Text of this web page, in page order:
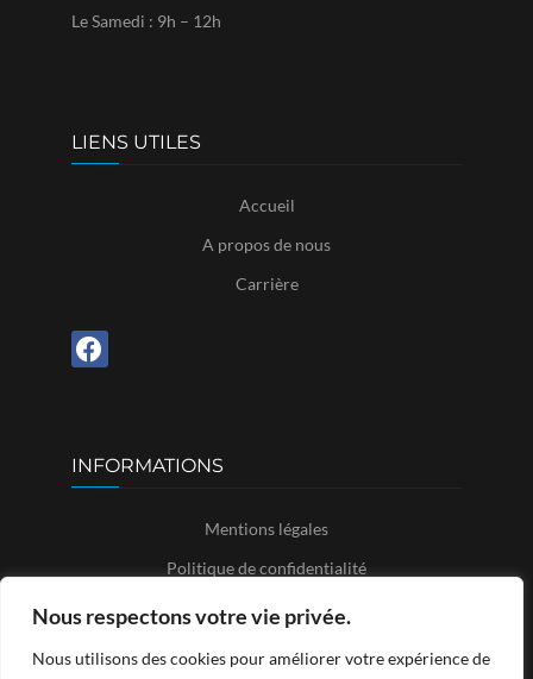
Nous respectons votre vie privée.
Nous utilisons des cookies pour améliorer votre expérience de
Le Samedi : 9h – 12h
LIENS UTILES
Accueil
A propos de nous
Carrière
INFORMATIONS
Mentions légales
Politique de confidentialité
Politique de cookies